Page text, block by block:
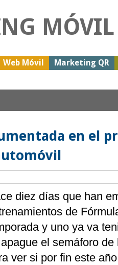
MÓVIL
Web Móvil Marketing QR
en el
diez días que han
de
y uno ya va
el semáforo
ver si por fin este